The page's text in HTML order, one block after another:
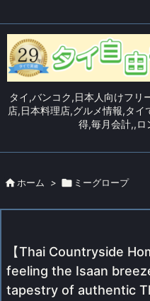
タイ,バンコク,日本人向けフリ
店,日本料理店,グルメ情報,タ
得,毎月会計,,ロ
 ホーム >  ミーグロープ
【Thai Countryside
feeling the Isaan
tapestry of authentic